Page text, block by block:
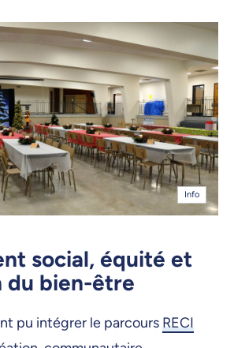
Info
social, équité et
du bien-être
pu intégrer le parcours RECI